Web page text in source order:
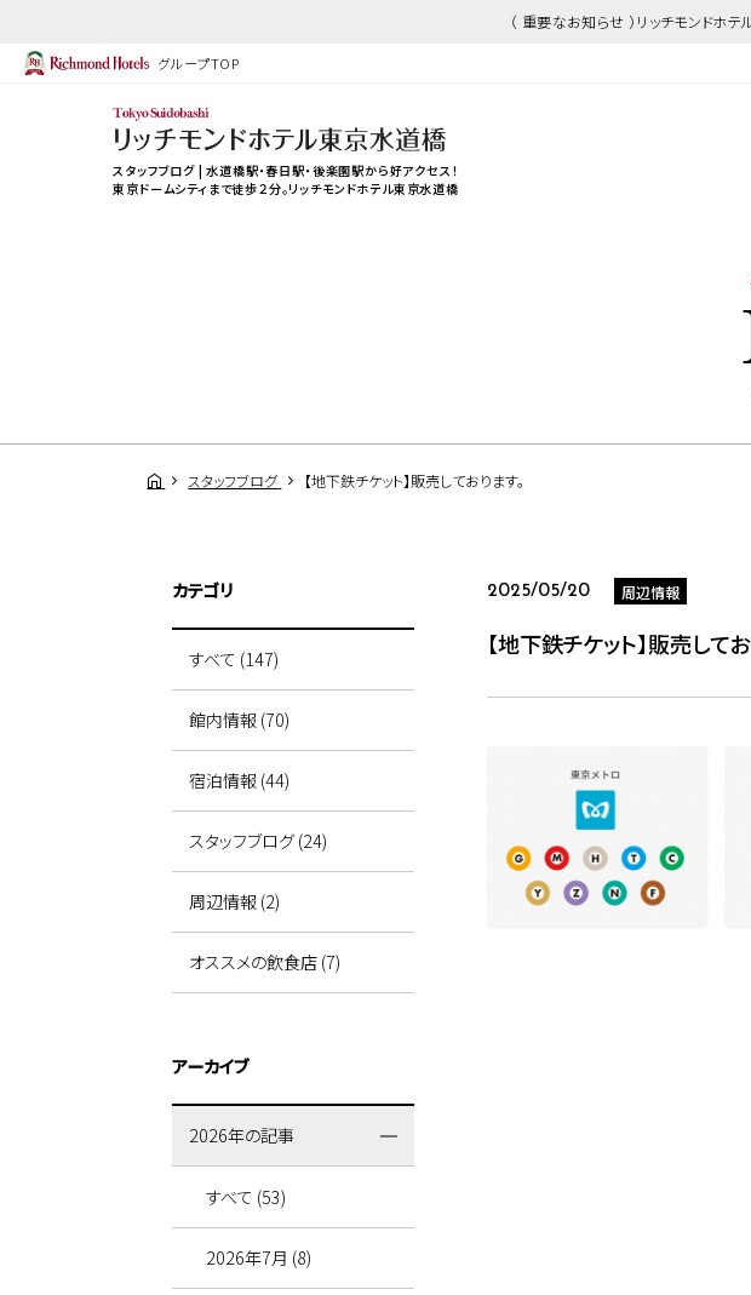
（ 重要なお知らせ ）リッチモンド
グループTOP
スタッフブログ | 水道橋駅・春日駅・後楽園駅から好アクセス！
東京ドームシティまで徒歩２分。リッチモンドホテル東京水道橋
スタッフブログ 【地下鉄チケット】販売しております。
2025/05/20 周辺情報
【地下鉄チケット】販売してお
カテゴリ
すべて (147)
館内情報 (70)
宿泊情報 (44)
スタッフブログ (24)
周辺情報 (2)
オススメの飲食店 (7)
アーカイブ
2026年の記事
すべて (53)
2026年7月 (8)